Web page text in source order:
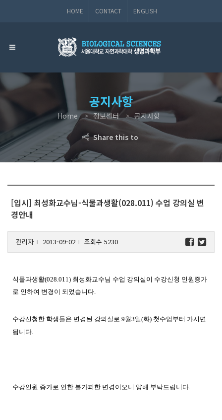
HOME CONTACT ENGLISH
공지사항
Home 정보센터 공지사항
Share this to
[입시] 최성화교수님-식물과생활(028.011) 수업 강의실 변
경안내
관리자 l 2013-09-02 l 조회수 5230
식물과생활(028.011) 최성화교수님 수업 강의실이 수강신청 인원증가
로 인하여 변경이 되었습니다.
수강신청한 학생들은 변경된 강의실로 9월3일(화) 첫수업부터 가시면
됩니다.
수강인원 증가로 인한 불가피한 변경이오니 양해 부탁드립니다.